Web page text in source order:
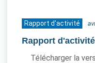
Rapport d'activité
Rapport d'activité
Télécharger la